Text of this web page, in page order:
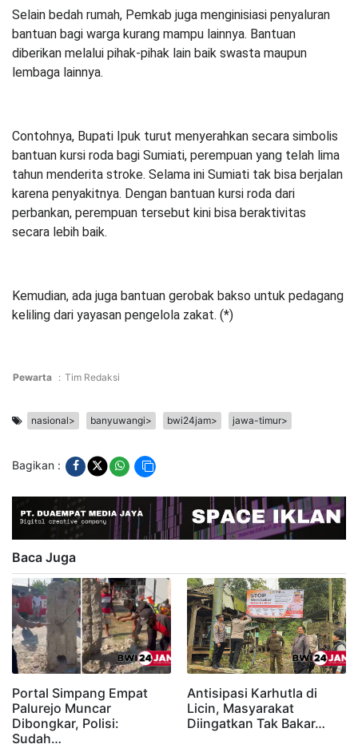
Selain bedah rumah, Pemkab juga menginisiasi penyaluran
bantuan bagi warga kurang mampu lainnya. Bantuan
diberikan melalui pihak-pihak lain baik swasta maupun
lembaga lainnya.
Contohnya, Bupati Ipuk turut menyerahkan secara simbolis
bantuan kursi roda bagi Sumiati, perempuan yang telah lima
tahun menderita stroke. Selama ini Sumiati tak bisa berjalan
karena penyakitnya. Dengan bantuan kursi roda dari
perbankan, perempuan tersebut kini bisa beraktivitas
secara lebih baik.
Kemudian, ada juga bantuan gerobak bakso untuk pedagang
keliling dari yayasan pengelola zakat. (*)
Pewarta : Tim Redaksi
nasional> banyuwangi> bwi24jam> jawa-timur>
Bagikan :
Baca Juga
Portal Simpang Empat
Palurejo Muncar
Dibongkar, Polisi:
Sudah…
Antisipasi Karhutla di
Licin, Masyarakat
Diingatkan Tak Bakar…